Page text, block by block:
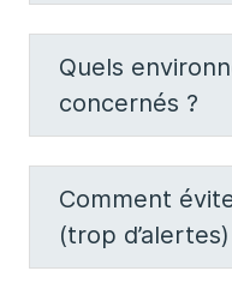
Quels
concernés ?
Comment
(trop